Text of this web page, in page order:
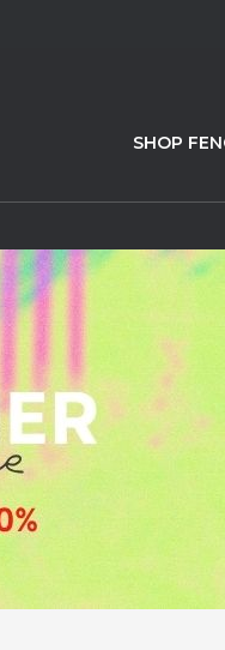
SHOP